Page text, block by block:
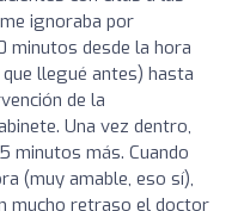
ignoraba por
minutos desde la hora
llegué antes) hasta
de la
Una vez dentro,
minutos más. Cuando
(muy amable, eso sí),
mucho retraso el doctor